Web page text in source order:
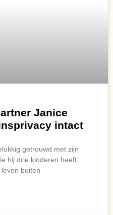
Janice
intact
getrouwd met zijn
hij drie kinderen heeft.
buiten